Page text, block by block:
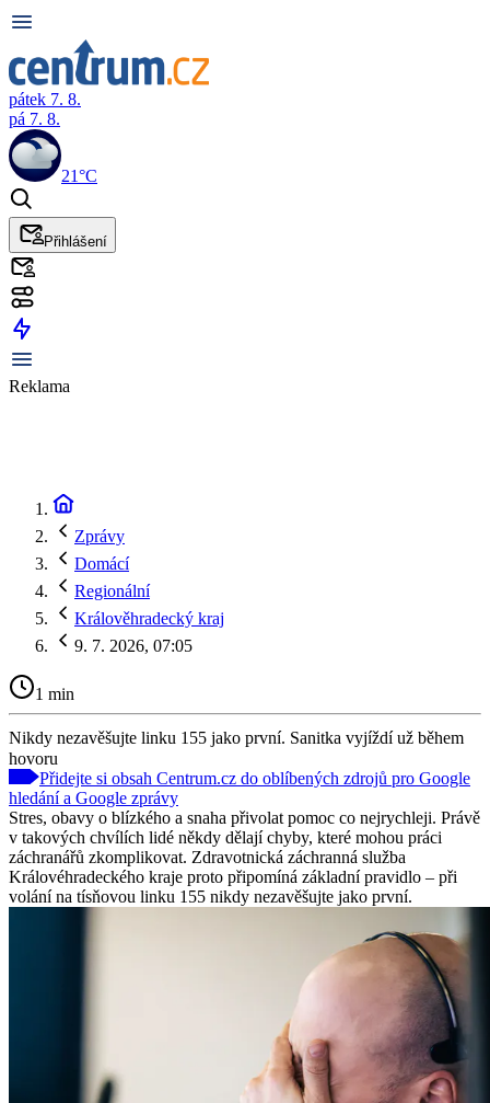
pátek 7. 8.
pá 7. 8.
21°C
Přihlášení
Reklama
Zprávy
Domácí
Regionální
Králověhradecký kraj
9. 7. 2026, 07:05
1 min
Nikdy nezavěšujte linku 155 jako první. Sanitka vyjíždí už během
hovoru
Přidejte si obsah Centrum.cz do oblíbených zdrojů pro Google
hledání a Google zprávy
Stres, obavy o blízkého a snaha přivolat pomoc co nejrychleji. Právě
v takových chvílích lidé někdy dělají chyby, které mohou práci
záchranářů zkomplikovat. Zdravotnická záchranná služba
Královéhradeckého kraje proto připomíná základní pravidlo – při
volání na tísňovou linku 155 nikdy nezavěšujte jako první.